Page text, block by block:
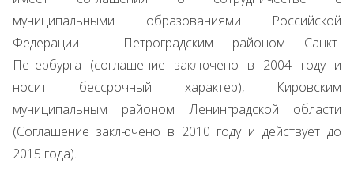
муниципальными образованиями Российской
Федерации – Петроградским районом Санкт-
Петербурга (соглашение заключено в 2004 году и
носит бессрочный характер), Кировским
муниципальным районом Ленинградской области
(Соглашение заключено в 2010 году и действует до
2015 года).